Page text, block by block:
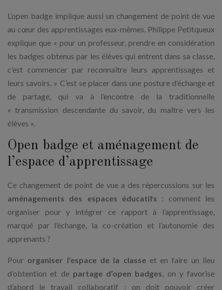
L’open badge implique aussi un changement de point de vue
au cœur des apprentissages eux-mêmes. Philippe Petitqueux
explique que « pour un professeur, prendre en considération
les badges obtenus par les élèves qui entrent dans sa classe,
c’est commencer par reconnaître leurs apprentissages et
leurs savoirs. » C’est se placer dans une posture d’échange et
de partage, qui va à l’encontre de la traditionnelle
« transmission descendante du savoir, du maître vers les
élèves ».
Open badge et aménagement de
l’espace d’apprentissage
Ce changement de point de vue a des répercussions sur les
aménagements des espaces éducatifs : comment les
organiser pour y intégrer ce rapport à l’apprentissage,
marqué par l’échange, la co-création et l’autonomie des
apprenants ?
Pour organiser l’espace de la classeet en faire un lieu
d’obtention et de partage d’open badges, on y favorise
d’abord le travail collaboratif : on doit pouvoir créer